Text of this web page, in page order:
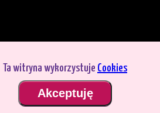
tryb gry jest znacznie bardziej interesujący.
Ta witryna wykorzystuje Cookies
Akceptuję